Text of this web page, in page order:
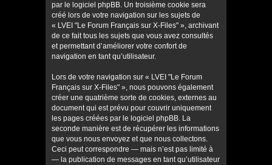
par le logiciel phpBB. Un troisième cookie sera
créé lors de votre navigation sur les sujets de
« LVEI "Le Forum Français sur X-Files" », archivant
de ce fait tous les sujets que vous avez consultés
et permettant d’améliorer votre confort de
navigation en tant qu’utilisateur.
Lors de votre navigation sur « LVEI "Le Forum
Français sur X-Files" », nous pouvons également
créer une quatrième sorte de cookies, externes au
document qui est prévu pour couvrir uniquement
les pages créées par le logiciel phpBB. La
seconde manière est de récupérer les informations
que vous nous envoyez et que nous collectons.
Ceci peut correspondre — mais n’est pas limité à
— la publication de messages en tant qu’utilisateur